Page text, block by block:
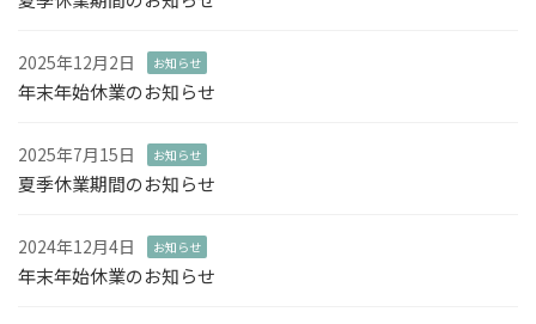
2025年12月2日 お知らせ
年末年始休業のお知らせ
2025年7月15日 お知らせ
夏季休業期間のお知らせ
2024年12月4日 お知らせ
年末年始休業のお知らせ